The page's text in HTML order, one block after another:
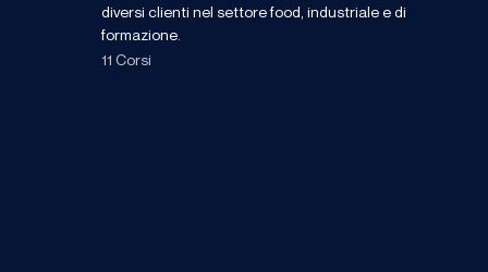
diversi clienti nel settore food, industriale e di
formazione.
11 Corsi